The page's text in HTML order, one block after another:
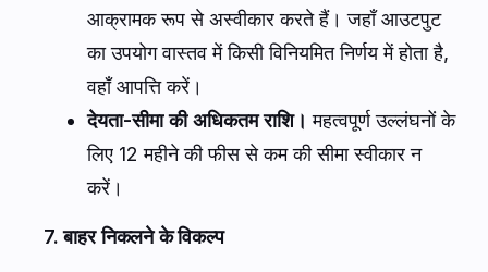
आक्रामक रूप से अस्वीकार करते हैं। जहाँ आउटपुट
का उपयोग वास्तव में किसी विनियमित निर्णय में होता है,
वहाँ आपत्ति करें।
देयता-सीमा की अधिकतम राशि। महत्वपूर्ण उल्लंघनों के
लिए 12 महीने की फीस से कम की सीमा स्वीकार न
करें।
7. बाहर निकलने के विकल्प